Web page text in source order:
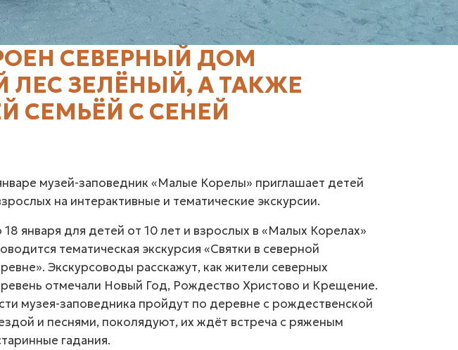
СЕВЕРНЫЙ ДОМ
ЗЕЛЁНЫЙ, А ТАКЖЕ
СЕМЬЁЙ С СЕНЕЙ
музей-заповедник «Малые Корелы» приглашает детей
на интерактивные и тематические экскурсии.
18 января для детей от 10 лет и взрослых в «Малых Корелах»
тематическая экскурсия «Святки в северной
Экскурсоводы расскажут, как жители северных
отмечали Новый Год, Рождество Христово и Крещение.
музея-заповедника пройдут по деревне с рождественской
и песнями, поколядуют, их ждёт встреча с ряженым
гадания.